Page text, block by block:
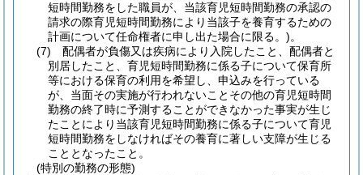
短時間勤務をした職員が、当該育児短時間勤務の承認の
請求の際育児短時間勤務により当該子を養育するための
計画について任命権者に申し出た場合に限る。)。
(7)
配偶者が負傷又は疾病により入院したこと、配偶者と
別居したこと、育児短時間勤務に係る子について保育所
等における保育の利用を希望し、申込みを行っている
が、当面その実施が行われないことその他の育児短時間
勤務の終了時に予測することができなかった事実が生じ
たことにより当該育児短時間勤務に係る子について育児
短時間勤務をしなければその養育に著しい支障が生じる
こととなったこと。
(特別の勤務の形態)